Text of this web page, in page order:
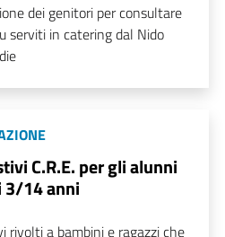
dei genitori per consultare
serviti in catering dal Nido
C.R.E. per gli alunni
3/14 anni
rivolti a bambini e ragazzi che